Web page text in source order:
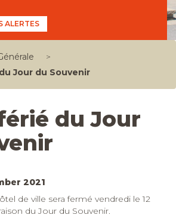
ALERTES
>
Jour du Souvenir
du Jour
2021
de ville sera fermé vendredi le 12
du Jour du Souvenir.